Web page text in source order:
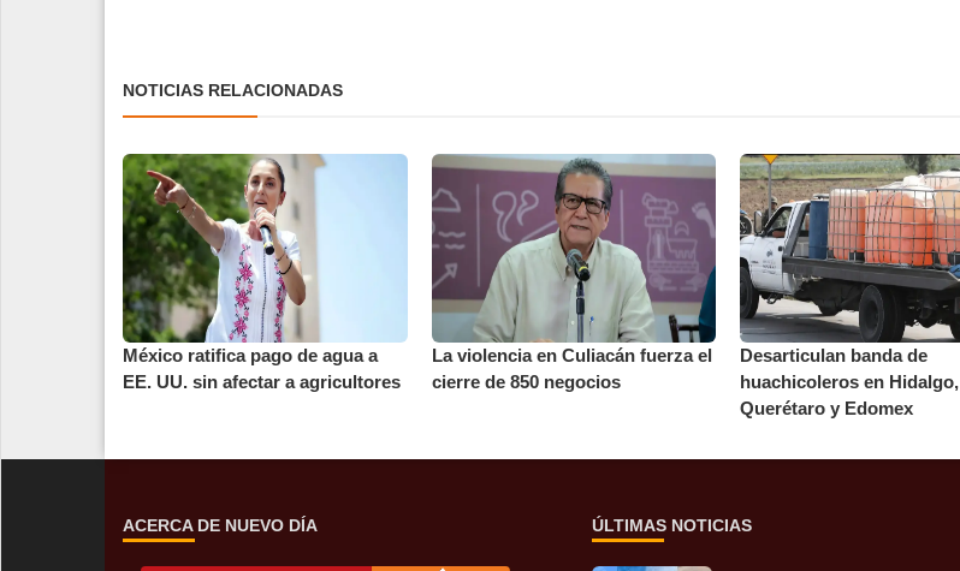
NOTICIAS RELACIONADAS
México ratifica pago de agua a
EE. UU. sin afectar a agricultores
La violencia en Culiacán fuerza el
cierre de 850 negocios
Desarticulan banda de
huachicoleros en Hidalgo,
Querétaro y Edomex
ACERCA DE NUEVO DÍA ÚLTIMAS NOTICIAS